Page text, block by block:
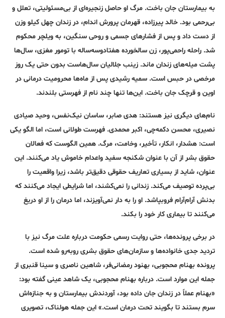
به بیمارستان جان باخت. مرگ او حاصل زنجیره‌ای از بی‌مسئولیتی، تعلل و
بی‌رحمی بود. خالد پیرزاده، قهرمان پرورش اندام، در زندان چهل کیلو وزن
از دست داد و پس از فشارهای جسمی و روحی سنگین، به ویلچر محکوم
شد. راحله راحمی‌پور، زن سالخورده هفتادوسه‌ساله با تومور مغزی، سال‌ها
پشت میله‌های زندان ماند. زینب جلالیان سال‌هاست بدون حتی یک روز
مرخصی در حبس است. سمیه رشیدی پس از ماه‌ها محرومیت درمانی در
اوین و قرچک جان باخت. این‌ها تنها چند نام از فهرستی بلندند.
نام‌های دیگری نیز هستند: هدی صابر، ساسان نیک‌نفس، وحید صیادی
نصیری، محسن دکمه‌چی، اکبر محمدی. فهرست طولانی است، اما الگو یکی
است: هشدار، انکار، تأخیر، وخامت، مرگ. همین الگوست که فعالان
حقوق بشر از آن با عنوان شکنجه سفید واعدام خاموش یاد می‌کنند. این
عنوان، شاید از بسیاری تعاریف حقوقی دقیق‌تر باشد، زیرا واقعیت را
بی‌پرده توصیف می‌کند. زندانی را نمی‌کشند، اما شرایطی ایجاد می‌کنند که
بدنش آرام‌آرام فروبپاشد. او را به دار نمی‌آویزند، اما درمان را از او دریغ
می‌کنند تا بیماری کار خود را بکند.
در برخی پرونده‌ها، حتی روایت رسمی حکومت درباره علت مرگ نیز با
تردید جدی خانواده‌ها و سازمان‌های حقوق بشری روبه‌رو شده است.
پرونده بهنام محجوبی، بهنود رمضانی‌فر، شاهین ناصری و سینا قنبری از
جمله این موارد است. درباره بهنام محجوبی، یک شاهد عینی گفته بود:
«بهنام عملاً در زندان جان داده بود، آوردندش بیمارستان و به جنازه‌اش
سرم بستند تا بگویند تحت درمان است.» این جمله هولناک، تصویری